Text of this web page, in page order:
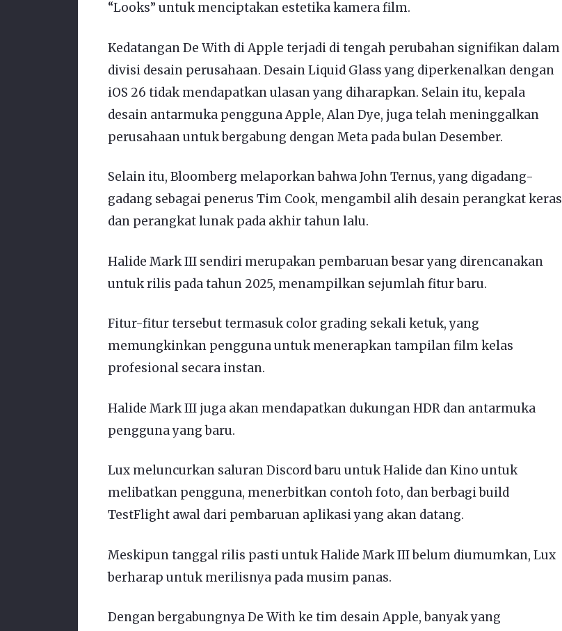
“Looks” untuk menciptakan estetika kamera film.
Kedatangan De With di Apple terjadi di tengah perubahan signifikan dalam
divisi desain perusahaan. Desain Liquid Glass yang diperkenalkan dengan
iOS 26 tidak mendapatkan ulasan yang diharapkan. Selain itu, kepala
desain antarmuka pengguna Apple, Alan Dye, juga telah meninggalkan
perusahaan untuk bergabung dengan Meta pada bulan Desember.
Selain itu, Bloomberg melaporkan bahwa John Ternus, yang digadang-
gadang sebagai penerus Tim Cook, mengambil alih desain perangkat keras
dan perangkat lunak pada akhir tahun lalu.
Halide Mark III sendiri merupakan pembaruan besar yang direncanakan
untuk rilis pada tahun 2025, menampilkan sejumlah fitur baru.
Fitur-fitur tersebut termasuk color grading sekali ketuk, yang
memungkinkan pengguna untuk menerapkan tampilan film kelas
profesional secara instan.
Halide Mark III juga akan mendapatkan dukungan HDR dan antarmuka
pengguna yang baru.
Lux meluncurkan saluran Discord baru untuk Halide dan Kino untuk
melibatkan pengguna, menerbitkan contoh foto, dan berbagi build
TestFlight awal dari pembaruan aplikasi yang akan datang.
Meskipun tanggal rilis pasti untuk Halide Mark III belum diumumkan, Lux
berharap untuk merilisnya pada musim panas.
Dengan bergabungnya De With ke tim desain Apple, banyak yang